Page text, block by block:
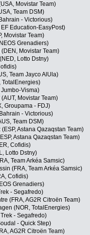
Movistar Team)
Team DSM)
- Victorious)
Education-EasyPost)
Movistar Team)
Grenadiers)
Movistar Team)
Lotto Dstny)
Team Jayco AlUla)
TotalEnergies)
Jumbo-Visma)
Movistar Team)
Groupama - FDJ)
- Victorious)
Team DSM)
Astana Qazaqstan Team)
Astana Qazaqstan Team)
Cofidis)
Lotto Dstny)
Team Arkéa Samsic)
(FRA, Team Arkéa Samsic)
Cofidis)
Grenadiers)
- Segafredo)
(FRA, AG2R Citroën Team)
(NOR, TotalEnergies)
- Segafredo)
- Quick Step)
AG2R Citroën Team)